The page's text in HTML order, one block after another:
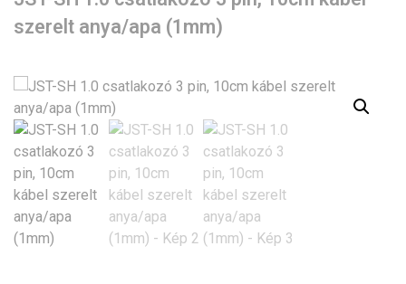
szerelt anya/apa (1mm)